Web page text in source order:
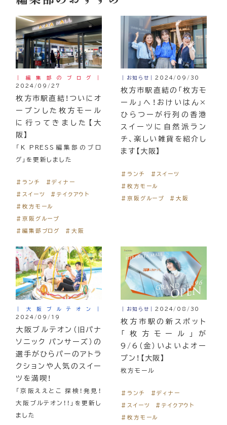
｜編集部のブログ｜
2024/09/27
枚方市駅直結！ついにオ
ープンした枚方モール
に行ってきました【大
阪】
「K PRESS編集部のブロ
グ」を更新しました
＃ランチ
＃ディナー
＃スイーツ
＃テイクアウト
＃枚方モール
＃京阪グループ
＃編集部ブログ
＃大阪
｜お知らせ｜2024/09/30
枚方市駅直結の「枚方モ
ール」へ！おけいはん×
ひらつーが行列の香港
スイーツに自然派ラン
チ、楽しい雑貨を紹介し
ます【大阪】
＃ランチ
＃スイーツ
＃枚方モール
＃京阪グループ
＃大阪
｜大阪ブルテオン｜
2024/09/19
大阪ブルテオン（旧パナ
ソニック パンサーズ）の
選手がひらパーのアトラ
クションや人気のスイー
ツを満喫！
「京阪ええとこ 探検！発見！
大阪ブルテオン！！」を更新し
ました
｜お知らせ｜2024/08/30
枚方市駅の新スポット
「枚方モール」が
9/6（金）いよいよオー
プン！【大阪】
枚方モール
＃ランチ
＃ディナー
＃スイーツ
＃テイクアウト
＃枚方モール